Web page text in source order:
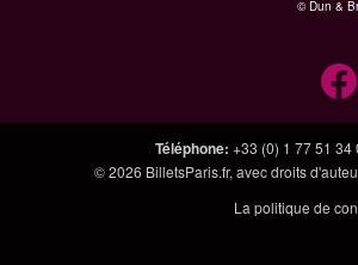
© Dun &
Téléphone: +33 (0) 1 77 51 34
© 2026 BilletsParis.fr, avec droits
La politique de